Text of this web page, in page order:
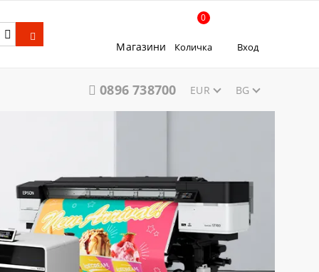
Магазини Количка
0
Вход
0896 738700 EUR BG